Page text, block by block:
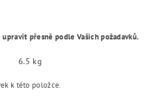
přesně podle Vašich požadavků.
6.5 kg
k této položce.